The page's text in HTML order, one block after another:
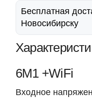
Бесплатная
Новосибирску
6M1 +WiFi
Входное